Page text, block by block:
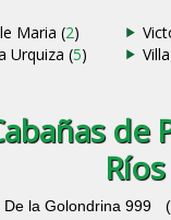
Maria (2)
Urquiza (5)
de
Ríos
De la Golondrina 999